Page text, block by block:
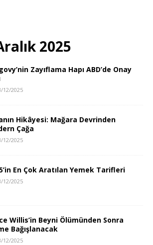
2025
Zayıflama Hapı ABD’de Onay
12/2025
Hikâyesi: Mağara Devrinden
Çağa
12/2025
En Çok Aratılan Yemek Tarifleri
12/2025
Willis’in Beyni Ölümünden Sonra
Bağışlanacak
12/2025